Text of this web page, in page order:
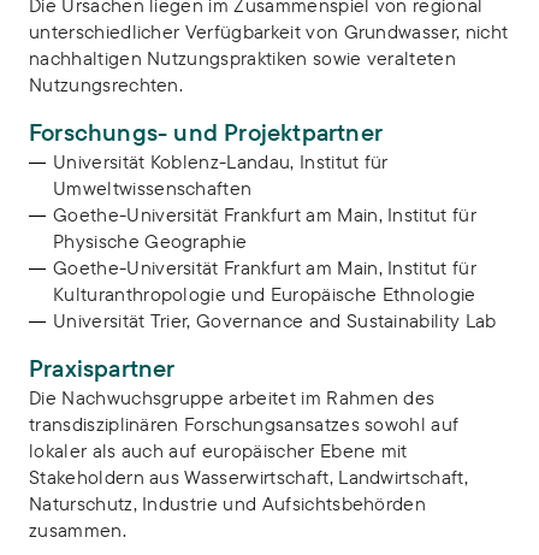
unterschiedlicher Verfügbarkeit von Grundwasser, nicht
nachhaltigen Nutzungspraktiken sowie veralteten
Nutzungsrechten.
Forschungs- und Projektpartner
Universität Koblenz-Landau, Institut für
Umweltwissenschaften
Goethe-Universität Frankfurt am Main, Institut für
Physische Geographie
Goethe-Universität Frankfurt am Main, Institut für
Kulturanthropologie und Europäische Ethnologie
Universität Trier, Governance and Sustainability Lab
Praxispartner
Die Nachwuchsgruppe arbeitet im Rahmen des
transdisziplinären Forschungsansatzes sowohl auf
lokaler als auch auf europäischer Ebene mit
Stakeholdern aus Wasserwirtschaft, Landwirtschaft,
Naturschutz, Industrie und Aufsichtsbehörden
zusammen.